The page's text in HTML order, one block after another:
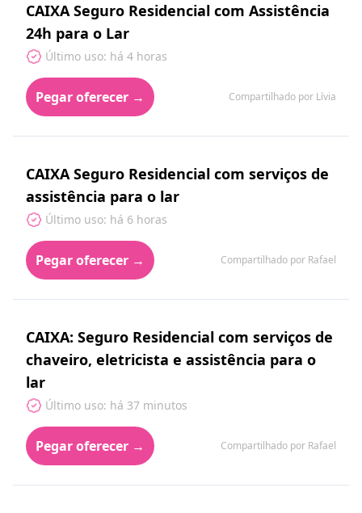
CAIXA Seguro Residencial com Assistência
24h para o Lar
Último uso: há 4 horas
Pegar oferecer → Compartilhado por Lívia
CAIXA Seguro Residencial com serviços de
assistência para o lar
Último uso: há 6 horas
Pegar oferecer → Compartilhado por Rafael
CAIXA: Seguro Residencial com serviços de
chaveiro, eletricista e assistência para o
lar
Último uso: há 37 minutos
Pegar oferecer → Compartilhado por Rafael